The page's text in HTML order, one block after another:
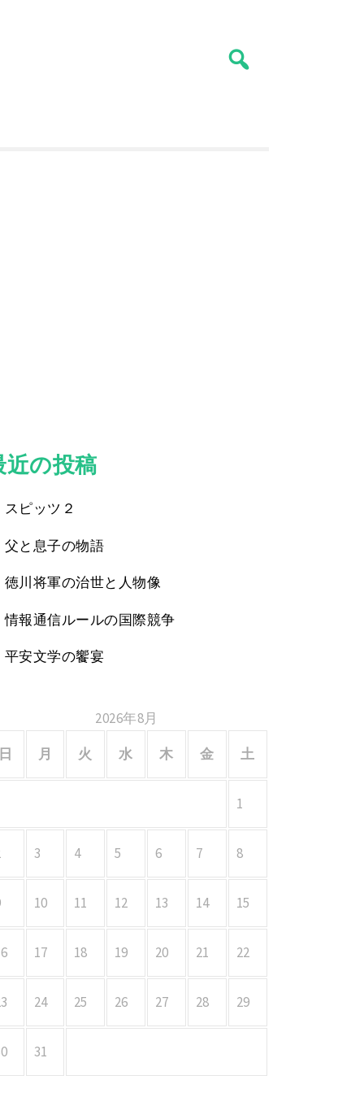
近の投稿
スピッツ２
父と息子の物語
徳川将軍の治世と人物像
情報通信ルールの国際競争
平安文学の饗宴
2026年8月
月 火 水 木 金 土
1
3 4 5 6 7 8
10 11 12 13 14 15
17 18 19 20 21 22
24 25 26 27 28 29
31